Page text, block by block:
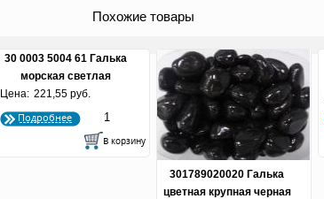
Похожие товары
30 0003 5004 61 Галька
морская светлая
фракция 20-40 мм
Цена: 221,55 руб.
Подробнее
301789020020 Галька
цветная крупная черная